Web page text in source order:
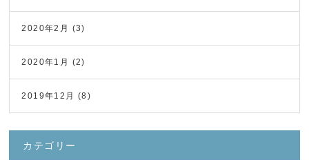
2020年2月 (3)
2020年1月 (2)
2019年12月 (8)
カテゴリー